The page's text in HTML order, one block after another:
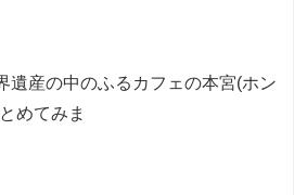
遺産の中のふるカフェの本宮(ホン
めてみま